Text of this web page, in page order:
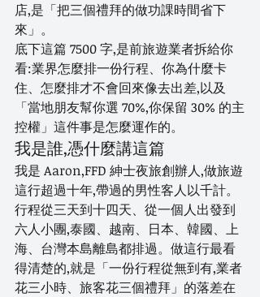
店,是「把三個禮拜的做功課時間省下
來」。
底下這篇 7500 字,是前旅遊業者拆給你
看:業界怎麼排一份行程、你為什麼卡
住、怎麼排才不會回來像去出差,以及
「當地朋友幫你選 70%,你保留 30% 的主
控權」這件事是怎麼運作的。
我是誰,憑什麼講這篇
我是 Aaron,FFD 紳士夜旅創辦人,做旅遊
這行超過十年,帶過的男性客人以千計。
行程從三天到十四天、從一個人出發到
六人小團,泰國、越南、日本、韓國、上
海、台灣本島離島都排過。做這行最看
得清楚的,就是「一份行程從無到有,業者
花三小時、旅客花三個禮拜」的落差在